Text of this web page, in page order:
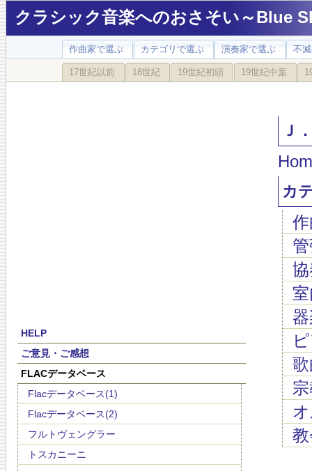
クラシック音楽へのおさそい～Blue
作曲家で選ぶ カテゴリで選ぶ 演奏家で選ぶ 不
17世紀以前 18世紀 19世紀初頭 19世紀中葉
HELP
ご意見・ご感想
FLACデータベース
Flacデータベース(1)
Flacデータベース(2)
フルトヴェングラー
トスカニーニ
Ｊ
カ